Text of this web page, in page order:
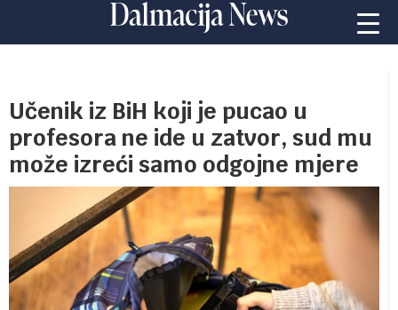
Učenik iz BiH koji je pucao u
profesora ne ide u zatvor, sud mu
može izreći samo odgojne mjere